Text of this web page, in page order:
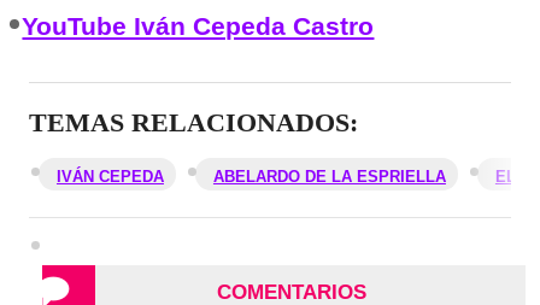
YouTube Iván Cepeda Castro
TEMAS RELACIONADOS:
IVÁN CEPEDA ABELARDO DE LA ESPRIELLA
COMENTARIOS